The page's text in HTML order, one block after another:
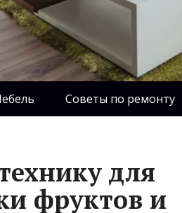
Советы по ремонту
для
фруктов и